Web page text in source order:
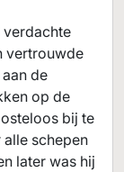
verdachte
vertrouwde
de
op de
bij te
alle schepen
later was hij